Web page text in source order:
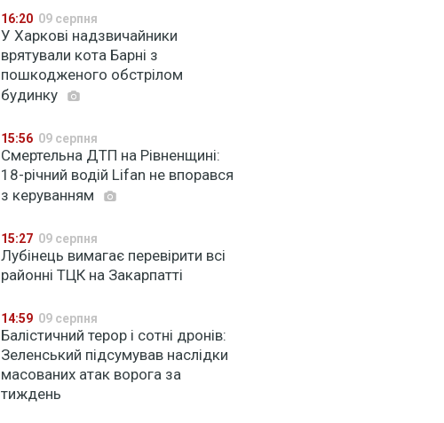
16:20 09 серпня
У Харкові надзвичайники
врятували кота Барні з
пошкодженого обстрілом
будинку
15:56 09 серпня
Смертельна ДТП на Рівненщині:
18-річний водій Lifan не впорався
з керуванням
15:27 09 серпня
Лубінець вимагає перевірити всі
районні ТЦК на Закарпатті
14:59 09 серпня
Балістичний терор і сотні дронів:
Зеленський підсумував наслідки
масованих атак ворога за
тиждень